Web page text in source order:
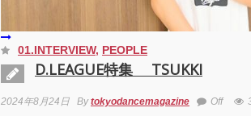
01.INTERVIEW, PEOPLE
D.LEAGUE特集 TSUKKI
2024年8月24日 Bytokyodancemagazine Off